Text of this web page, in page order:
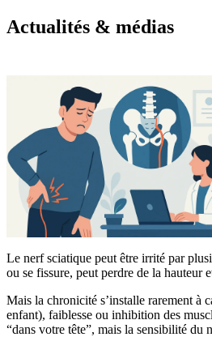
Actualités & médias
Le nerf sciatique peut être irrité par
ou se fissure, peut perdre de la hauteur
Mais la chronicité s’installe rarement à
enfant), faiblesse ou inhibition des
“dans votre tête”, mais la sensibilité du